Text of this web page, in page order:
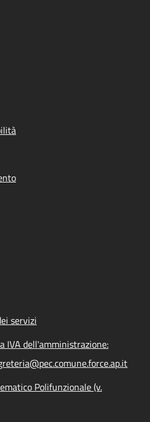
servizi
IVA dell'amministrazione:
Polifunzionale (v.